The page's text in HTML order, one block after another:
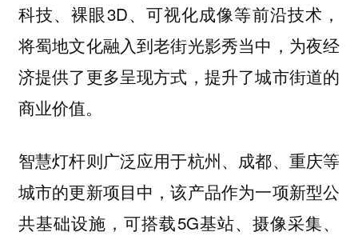
科技、裸眼3D、可视化成像等前沿技术，
将蜀地文化融入到老街光影秀当中，为夜经
济提供了更多呈现方式，提升了城市街道的
商业价值。
智慧灯杆则广泛应用于杭州、成都、重庆等
城市的更新项目中，该产品作为一项新型公
共基础设施，可搭载5G基站、摄像采集、